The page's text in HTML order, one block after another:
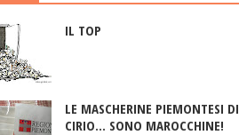
IL TOP
LE MASCHERINE PIEMONTESI DI
CIRIO... SONO MAROCCHINE!